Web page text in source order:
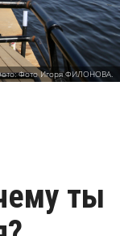
Фото Игоря ФИЛОНОВА.
ты